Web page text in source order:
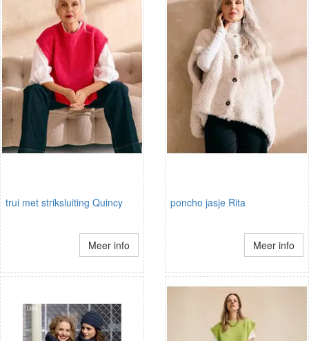
trui met striksluiting Quincy
Meer info
poncho jasje Rita
Meer info